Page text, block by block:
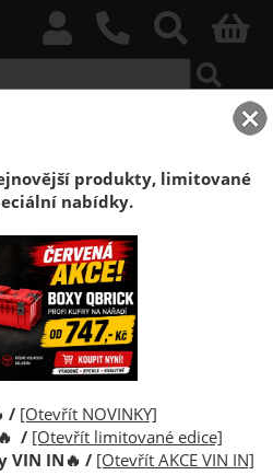
Custom Medium U
Hook
Custom Medium U Hook
nebo příslušenství.
Custom, odolný a
produkty, limitované
nabídky.
/ [Otevřít NOVINKY]
/ [Otevřít limitované edice]
VIN IN🔥 / [Otevřít AKCE VIN IN]